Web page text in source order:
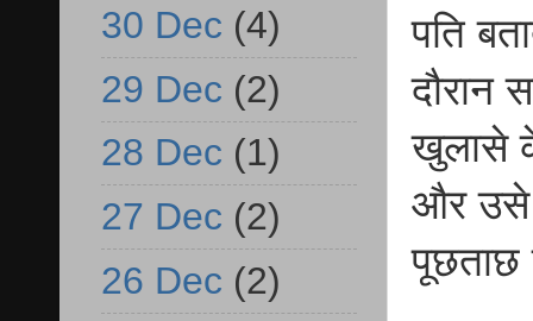
पति
दौरान
खुलासे
और उसे
पूछताछ
30 Dec (4)
29 Dec (2)
28 Dec (1)
27 Dec (2)
26 Dec (2)